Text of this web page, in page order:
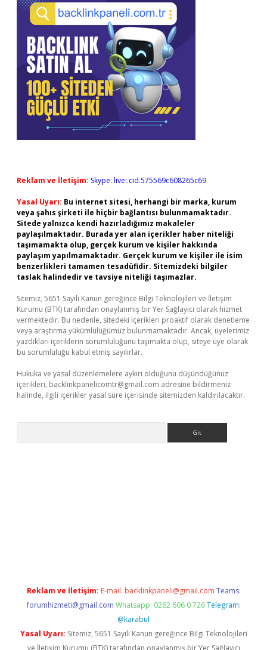
Reklam ve İletişim: Skype: live:.cid.575569c608265c69
Yasal Uyarı: Bu internet sitesi, herhangi bir marka, kurum
veya şahıs şirketi ile hiçbir bağlantısı bulunmamaktadır.
Sitede yalnızca kendi hazırladığımız makaleler
paylaşılmaktadır. Burada yer alan içerikler haber niteliği
taşımamakta olup, gerçek kurum ve kişiler hakkında
paylaşım yapılmamaktadır. Gerçek kurum ve kişiler ile isim
benzerlikleri tamamen tesadüfidir. Sitemizdeki bilgiler
taslak halindedir ve tavsiye niteliği taşımazlar.
Sitemiz, 5651 Sayılı Kanun gereğince Bilgi Teknolojileri ve İletişim
Kurumu (BTK) tarafından onaylanmış bir Yer Sağlayıcı olarak hizmet
vermektedir. Bu nedenle, sitedeki içerikleri proaktif olarak denetleme
veya araştırma yükümlülüğümüz bulunmamaktadır. Ancak, üyelerimiz
yazdıkları içeriklerin sorumluluğunu taşımakta olup, siteye üye olarak
bu sorumluluğu kabul etmiş sayılırlar.
Hukuka ve yasal düzenlemelere aykırı olduğunu düşündüğünüz
içerikleri, backlinkpanelicomtr@gmail.com adresine bildirmeniz
halinde, ilgili içerikler yasal süre içerisinde sitemizden kaldırılacaktır.
Reklam ve İletişim: E-mail: backlinkpaneli@gmail.com Teams:
forumhizmeti@gmail.com Whatsapp: 0262 606 0 726 Telegram:
@karabul
Yasal Uyarı: Sitemiz, 5651 Sayılı Kanun gereğince Bilgi Teknolojileri
ve İletişim Kurumu (BTK) tarafından onaylanmış bir Yer Sağlayıcı